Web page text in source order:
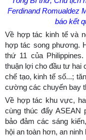
Ferdinand Romualdez
báo kết
Về hợp tác kinh tế và
hợp tác song phương.
thứ 11 của
thuận lợi cho đầu tư hai
chế tạo, kinh tế số...;
cường các chuyến bay
Về hợp tác khu vực,
cùng thúc đẩy ASEAN
bảo đảm các sáng
hội an toàn hơn, an